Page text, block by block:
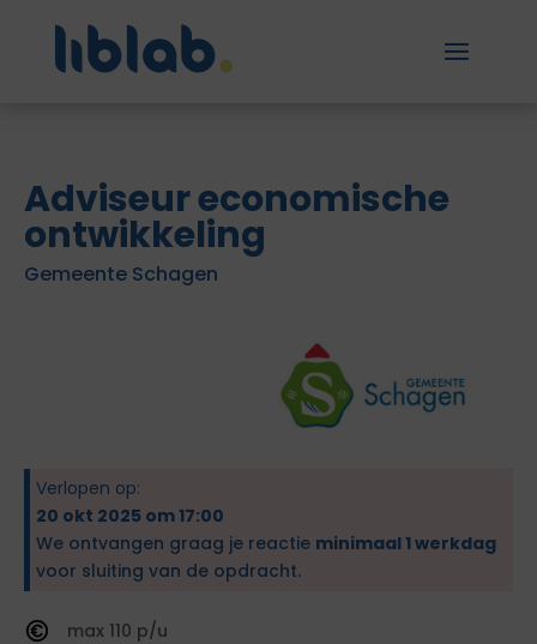
Adviseur economische
ontwikkeling
Gemeente Schagen
Verlopen op:
20 okt 2025 om 17:00
We ontvangen graag je reactie minimaal 1 werkdag
voor sluiting van de opdracht.
110